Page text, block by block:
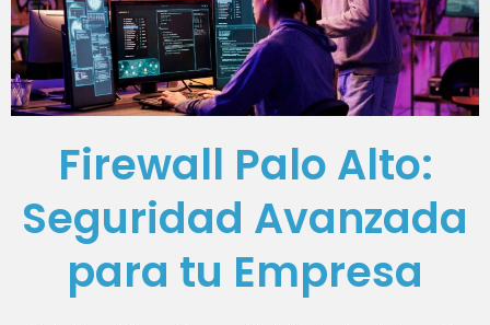
Firewall Palo Alto:
Seguridad Avanzada
para tu Empresa